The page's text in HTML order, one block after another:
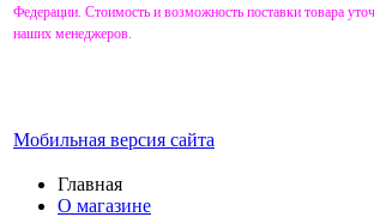
Федерации. Стоимость и возможность поставки товара
наших менеджеров.
Мобильная версия сайта
Главная
О магазине